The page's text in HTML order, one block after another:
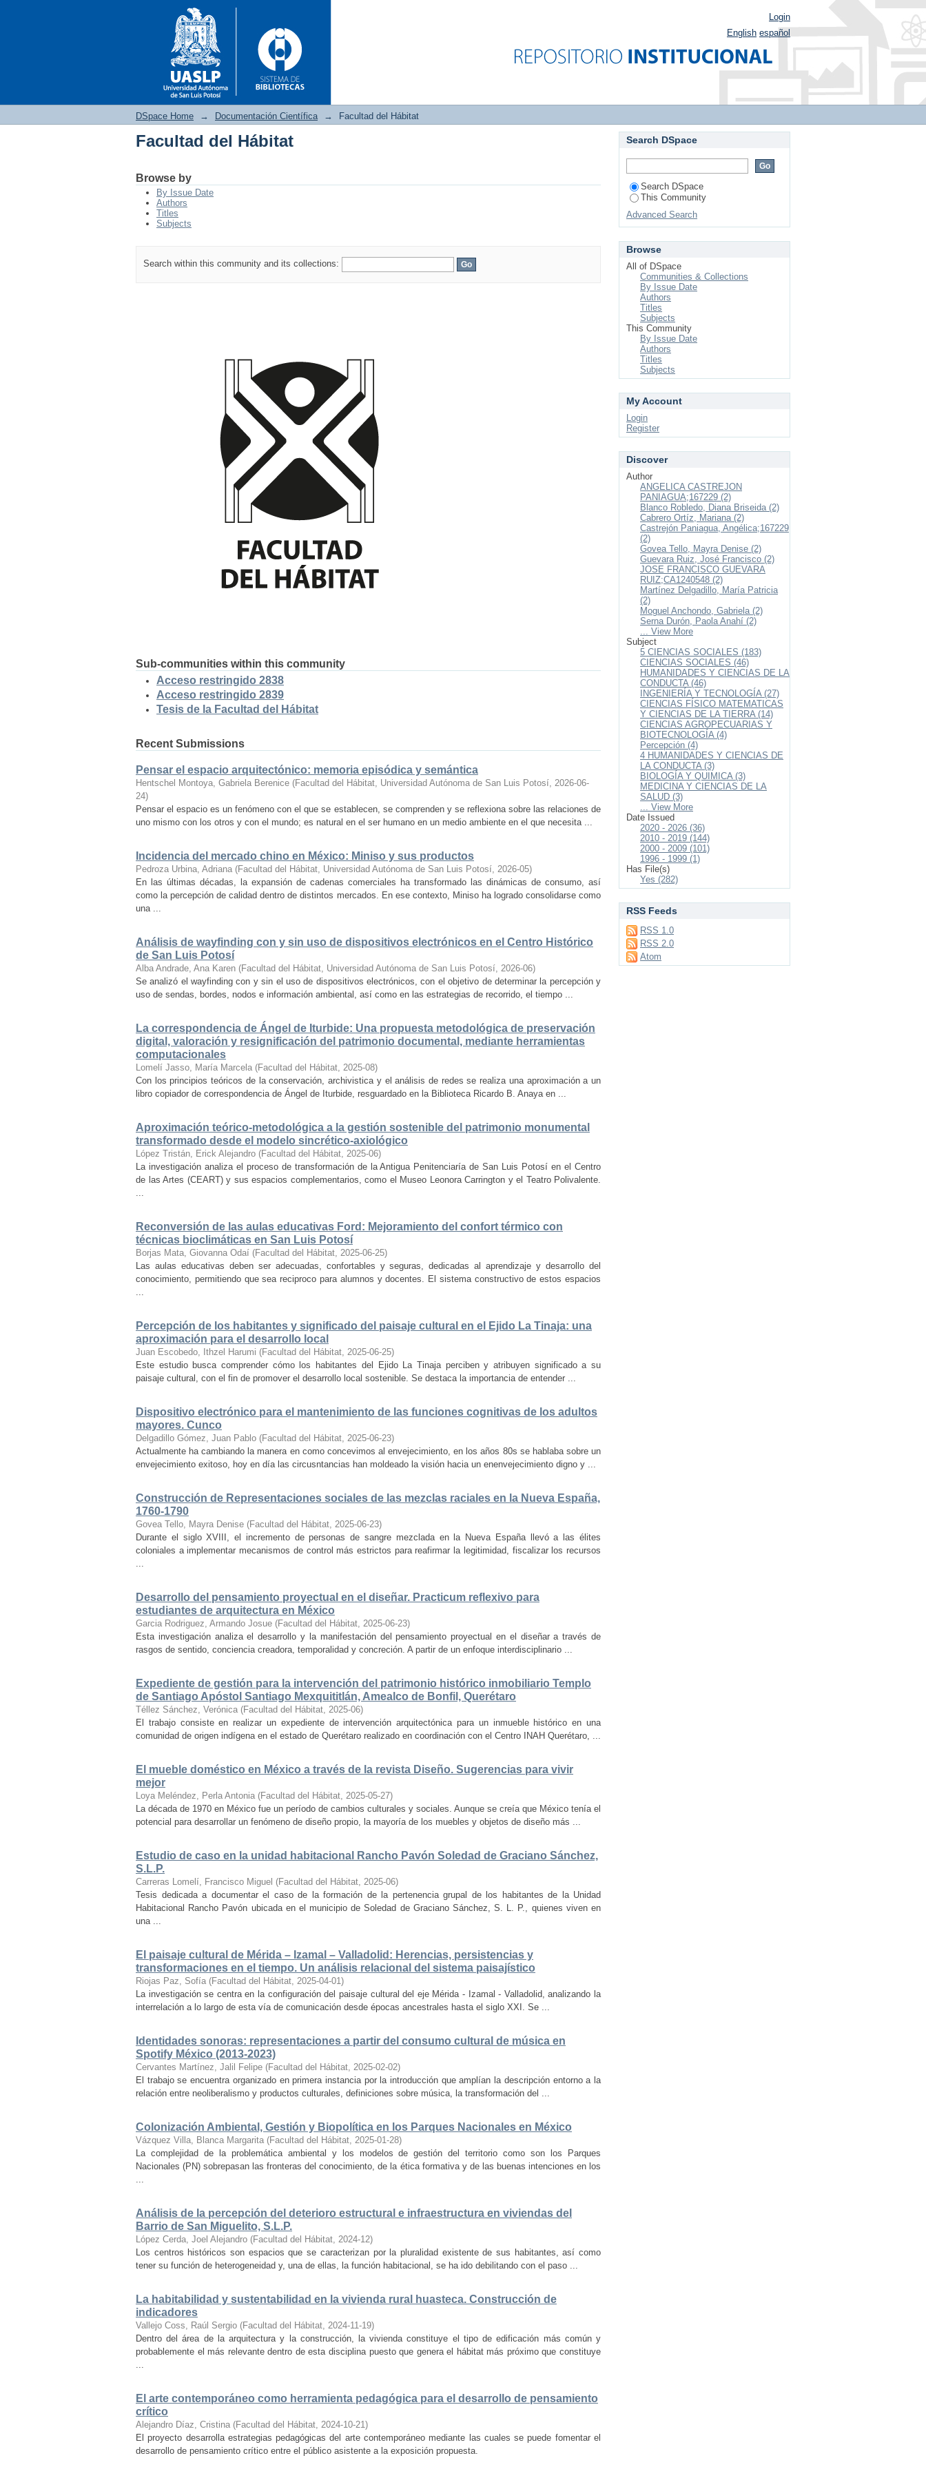
Login
English español
DSpace Home → Documentación Científica → Facultad del Hábitat
Facultad del Hábitat
Browse by
By Issue Date
Authors
Titles
Subjects
Search within this community and its collections:
Sub-communities within this community
Acceso restringido 2838
Acceso restringido 2839
Tesis de la Facultad del Hábitat
Recent Submissions
Pensar el espacio arquitectónico: memoria episódica y semántica
Hentschel Montoya, Gabriela Berenice (Facultad del Hábitat, Universidad Autónoma de San Luis Potosí, 2026-06-
24)
Pensar el espacio es un fenómeno con el que se establecen, se comprenden y se reflexiona sobre las relaciones de
uno mismo con los otros y con el mundo; es natural en el ser humano en un medio ambiente en el que necesita ...
Incidencia del mercado chino en México: Miniso y sus productos
Pedroza Urbina, Adriana (Facultad del Hábitat, Universidad Autónoma de San Luis Potosí, 2026-05)
En las últimas décadas, la expansión de cadenas comerciales ha transformado las dinámicas de consumo, así
como la percepción de calidad dentro de distintos mercados. En ese contexto, Miniso ha logrado consolidarse como
una ...
Análisis de wayfinding con y sin uso de dispositivos electrónicos en el Centro Histórico
de San Luis Potosí
Alba Andrade, Ana Karen (Facultad del Hábitat, Universidad Autónoma de San Luis Potosí, 2026-06)
Se analizó el wayfinding con y sin el uso de dispositivos electrónicos, con el objetivo de determinar la percepción y
uso de sendas, bordes, nodos e información ambiental, así como en las estrategias de recorrido, el tiempo ...
La correspondencia de Ángel de Iturbide: Una propuesta metodológica de preservación
digital, valoración y resignificación del patrimonio documental, mediante herramientas
computacionales
Lomelí Jasso, María Marcela (Facultad del Hábitat, 2025-08)
Con los principios teóricos de la conservación, archivistica y el análisis de redes se realiza una aproximación a un
libro copiador de correspondencia de Ángel de Iturbide, resguardado en la Biblioteca Ricardo B. Anaya en ...
Aproximación teórico-metodológica a la gestión sostenible del patrimonio monumental
transformado desde el modelo sincrético-axiológico
López Tristán, Erick Alejandro (Facultad del Hábitat, 2025-06)
La investigación analiza el proceso de transformación de la Antigua Penitenciaría de San Luis Potosí en el Centro
de las Artes (CEART) y sus espacios complementarios, como el Museo Leonora Carrington y el Teatro Polivalente.
...
Reconversión de las aulas educativas Ford: Mejoramiento del confort térmico con
técnicas bioclimáticas en San Luis Potosí
Borjas Mata, Giovanna Odaí (Facultad del Hábitat, 2025-06-25)
Las aulas educativas deben ser adecuadas, confortables y seguras, dedicadas al aprendizaje y desarrollo del
conocimiento, permitiendo que sea reciproco para alumnos y docentes. El sistema constructivo de estos espacios
...
Percepción de los habitantes y significado del paisaje cultural en el Ejido La Tinaja: una
aproximación para el desarrollo local
Juan Escobedo, Ithzel Harumi (Facultad del Hábitat, 2025-06-25)
Este estudio busca comprender cómo los habitantes del Ejido La Tinaja perciben y atribuyen significado a su
paisaje cultural, con el fin de promover el desarrollo local sostenible. Se destaca la importancia de entender ...
Dispositivo electrónico para el mantenimiento de las funciones cognitivas de los adultos
mayores. Cunco
Delgadillo Gómez, Juan Pablo (Facultad del Hábitat, 2025-06-23)
Actualmente ha cambiando la manera en como concevimos al envejecimiento, en los años 80s se hablaba sobre un
envejecimiento exitoso, hoy en día las circusntancias han moldeado la visión hacia un enenvejecimiento digno y ...
Construcción de Representaciones sociales de las mezclas raciales en la Nueva España,
1760-1790
Govea Tello, Mayra Denise (Facultad del Hábitat, 2025-06-23)
Durante el siglo XVIII, el incremento de personas de sangre mezclada en la Nueva España llevó a las élites
coloniales a implementar mecanismos de control más estrictos para reafirmar la legitimidad, fiscalizar los recursos
...
Desarrollo del pensamiento proyectual en el diseñar. Practicum reflexivo para
estudiantes de arquitectura en México
Garcia Rodriguez, Armando Josue (Facultad del Hábitat, 2025-06-23)
Esta investigación analiza el desarrollo y la manifestación del pensamiento proyectual en el diseñar a través de
rasgos de sentido, conciencia creadora, temporalidad y concreción. A partir de un enfoque interdisciplinario ...
Expediente de gestión para la intervención del patrimonio histórico inmobiliario Templo
de Santiago Apóstol Santiago Mexquititlán, Amealco de Bonfil, Querétaro
Téllez Sánchez, Verónica (Facultad del Hábitat, 2025-06)
El trabajo consiste en realizar un expediente de intervención arquitectónica para un inmueble histórico en una
comunidad de origen indígena en el estado de Querétaro realizado en coordinación con el Centro INAH Querétaro, ...
El mueble doméstico en México a través de la revista Diseño. Sugerencias para vivir
mejor
Loya Meléndez, Perla Antonia (Facultad del Hábitat, 2025-05-27)
La década de 1970 en México fue un período de cambios culturales y sociales. Aunque se creía que México tenía el
potencial para desarrollar un fenómeno de diseño propio, la mayoría de los muebles y objetos de diseño más ...
Estudio de caso en la unidad habitacional Rancho Pavón Soledad de Graciano Sánchez,
S.L.P.
Carreras Lomelí, Francisco Miguel (Facultad del Hábitat, 2025-06)
Tesis dedicada a documentar el caso de la formación de la pertenencia grupal de los habitantes de la Unidad
Habitacional Rancho Pavón ubicada en el municipio de Soledad de Graciano Sánchez, S. L. P., quienes viven en
una ...
El paisaje cultural de Mérida – Izamal – Valladolid: Herencias, persistencias y
transformaciones en el tiempo. Un análisis relacional del sistema paisajístico
Riojas Paz, Sofía (Facultad del Hábitat, 2025-04-01)
La investigación se centra en la configuración del paisaje cultural del eje Mérida - Izamal - Valladolid, analizando la
interrelación a lo largo de esta vía de comunicación desde épocas ancestrales hasta el siglo XXI. Se ...
Identidades sonoras: representaciones a partir del consumo cultural de música en
Spotify México (2013-2023)
Cervantes Martínez, Jalil Felipe (Facultad del Hábitat, 2025-02-02)
El trabajo se encuentra organizado en primera instancia por la introducción que amplían la descripción entorno a la
relación entre neoliberalismo y productos culturales, definiciones sobre música, la transformación del ...
Colonización Ambiental, Gestión y Biopolítica en los Parques Nacionales en México
Vázquez Villa, Blanca Margarita (Facultad del Hábitat, 2025-01-28)
La complejidad de la problemática ambiental y los modelos de gestión del territorio como son los Parques
Nacionales (PN) sobrepasan las fronteras del conocimiento, de la ética formativa y de las buenas intenciones en los
...
Análisis de la percepción del deterioro estructural e infraestructura en viviendas del
Barrio de San Miguelito, S.L.P.
López Cerda, Joel Alejandro (Facultad del Hábitat, 2024-12)
Los centros históricos son espacios que se caracterizan por la pluralidad existente de sus habitantes, así como
tener su función de heterogeneidad y, una de ellas, la función habitacional, se ha ido debilitando con el paso ...
La habitabilidad y sustentabilidad en la vivienda rural huasteca. Construcción de
indicadores
Vallejo Coss, Raúl Sergio (Facultad del Hábitat, 2024-11-19)
Dentro del área de la arquitectura y la construcción, la vivienda constituye el tipo de edificación más común y
probablemente el más relevante dentro de esta disciplina puesto que genera el hábitat más próximo que constituye
...
El arte contemporáneo como herramienta pedagógica para el desarrollo de pensamiento
crítico
Alejandro Díaz, Cristina (Facultad del Hábitat, 2024-10-21)
El proyecto desarrolla estrategias pedagógicas del arte contemporáneo mediante las cuales se puede fomentar el
desarrollo de pensamiento crítico entre el público asistente a la exposición propuesta.
Search DSpace
Search DSpace
This Community
Advanced Search
Browse
All of DSpace
Communities & Collections
By Issue Date
Authors
Titles
Subjects
This Community
By Issue Date
Authors
Titles
Subjects
My Account
Login
Register
Discover
Author
ANGELICA CASTREJON
PANIAGUA;167229 (2)
Blanco Robledo, Diana Briseida (2)
Cabrero Ortíz, Mariana (2)
Castrejón Paniagua, Angélica;167229
(2)
Govea Tello, Mayra Denise (2)
Guevara Ruiz, José Francisco (2)
JOSE FRANCISCO GUEVARA
RUIZ;CA1240548 (2)
Martínez Delgadillo, María Patricia
(2)
Moguel Anchondo, Gabriela (2)
Serna Durón, Paola Anahí (2)
... View More
Subject
5 CIENCIAS SOCIALES (183)
CIENCIAS SOCIALES (46)
HUMANIDADES Y CIENCIAS DE LA
CONDUCTA (46)
INGENIERÍA Y TECNOLOGÍA (27)
CIENCIAS FÍSICO MATEMATICAS
Y CIENCIAS DE LA TIERRA (14)
CIENCIAS AGROPECUARIAS Y
BIOTECNOLOGÍA (4)
Percepción (4)
4 HUMANIDADES Y CIENCIAS DE
LA CONDUCTA (3)
BIOLOGÍA Y QUIMICA (3)
MEDICINA Y CIENCIAS DE LA
SALUD (3)
... View More
Date Issued
2020 - 2026 (36)
2010 - 2019 (144)
2000 - 2009 (101)
1996 - 1999 (1)
Has File(s)
Yes (282)
RSS Feeds
RSS 1.0
RSS 2.0
Atom